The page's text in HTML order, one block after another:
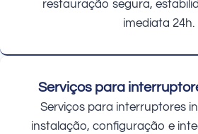
restauração segura,
imediata 24h.
Serviços para
Serviços para interruptores
instalação, configuração e